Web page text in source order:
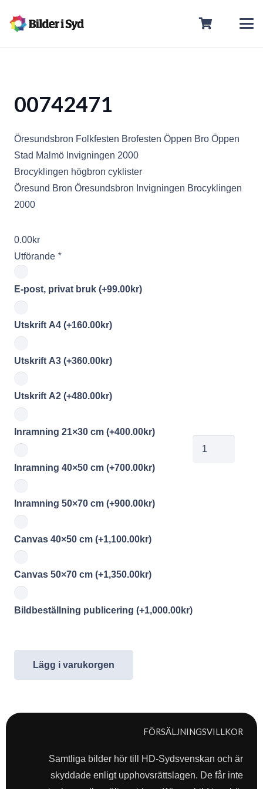
00742471
Öresundsbron Folkfesten Brofesten Öppen Bro Öppen
Stad Malmö Invigningen 2000
Brocyklingen högbron cyklister
Öresund Bron Öresundsbron Invigningen Brocyklingen
2000
0.00kr
Utförande *
E-post, privat bruk (+99.00kr)
Utskrift A4 (+160.00kr)
Utskrift A3 (+360.00kr)
Utskrift A2 (+480.00kr)
Inramning 21×30 cm (+400.00kr)
Inramning 40×50 cm (+700.00kr)
Inramning 50×70 cm (+900.00kr)
Canvas 40×50 cm (+1,100.00kr)
Canvas 50×70 cm (+1,350.00kr)
Bildbeställning publicering (+1,000.00kr)
Lägg i varukorgen
FÖRSÄLJNINGSVILLKOR
Samtliga bilder hör till HD-Sydsvenskan och är
skyddade enligt upphovsrättslagen. De får inte